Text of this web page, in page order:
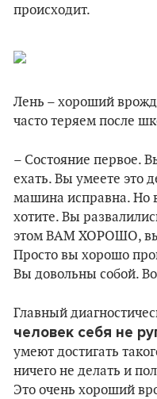
происходит.
Лень – хороший
часто теряем после
– Состояние первое.
ехать. Вы умеете это
машина исправна. Но
хотите. Вы
этом ВАМ ХОРОШО, вы
Просто вы хорошо
Вы довольны собой.
Главный
человек себя не
умеют достигать
ничего не делать и
Это очень хороший